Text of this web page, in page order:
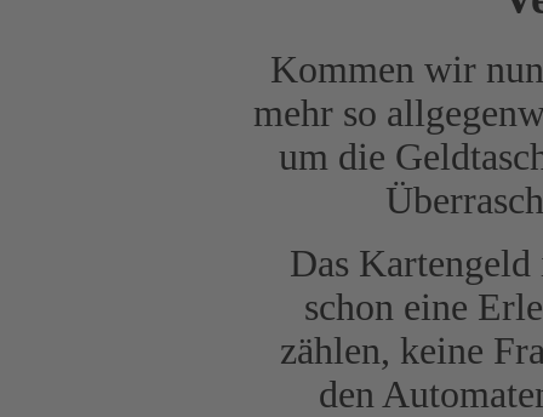
Kommen wir
mehr so
um die
Das Kartengeld
schon eine
zählen, keine
den